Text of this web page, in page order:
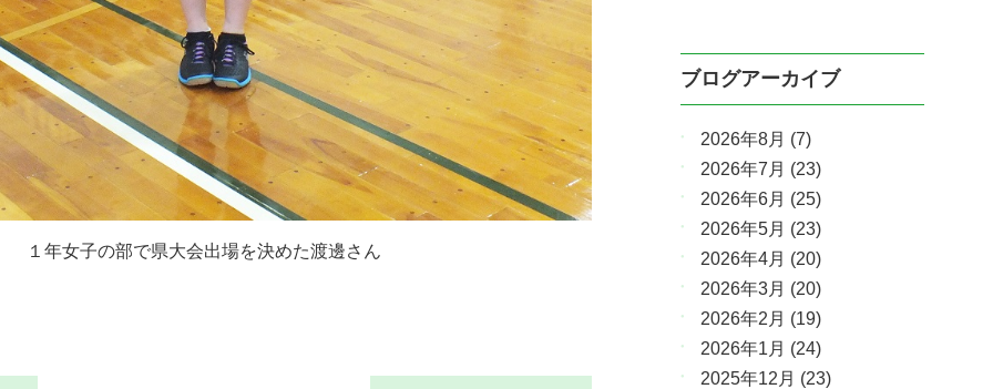
１年女子の部で県大会出場を決めた渡邊さん
ブログアーカイブ
2026年8月 (7)
2026年7月 (23)
2026年6月 (25)
2026年5月 (23)
2026年4月 (20)
2026年3月 (20)
2026年2月 (19)
2026年1月 (24)
2025年12月 (23)